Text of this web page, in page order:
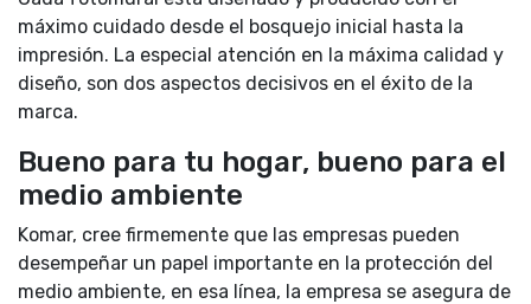
máximo cuidado desde el bosquejo inicial hasta la
impresión. La especial atención en la máxima calidad y
diseño, son dos aspectos decisivos en el éxito de la
marca.
Bueno para tu hogar, bueno para el
medio ambiente
Komar, cree firmemente que las empresas pueden
desempeñar un papel importante en la protección del
medio ambiente, en esa línea, la empresa se asegura de